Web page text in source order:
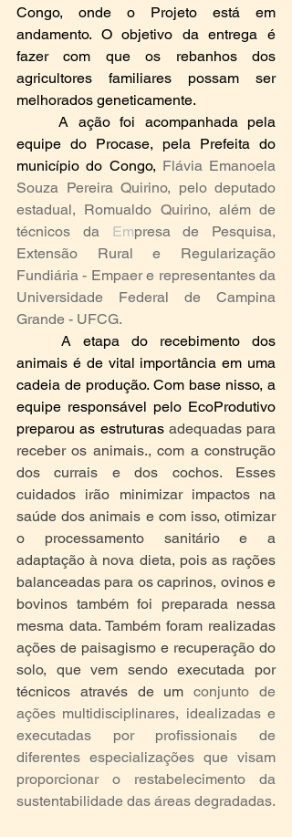
Congo, onde o Projeto está em
andamento. O objetivo da entrega é
fazer com que os rebanhos dos
agricultores familiares possam ser
melhorados geneticamente.
	A ação foi acompanhada pela
equipe do Procase, pela Prefeita do
município do Congo, Flávia Emanoela
Souza Pereira Quirino, pelo deputado
estadual, Romualdo Quirino, além de
técnicos da Empresa de Pesquisa,
Extensão Rural e Regularização
Fundiária - Empaer e representantes da
Universidade Federal de Campina
Grande - UFCG.
animais é de vital importância em uma
cadeia de produção. Com base nisso, a
equipe responsável pelo EcoProdutivo
preparou as estruturas adequadas para
receber os animais., com a construção
dos currais e dos cochos. Esses
cuidados irão minimizar impactos na
saúde dos animais e com isso, otimizar
o processamento sanitário e a
adaptação à nova dieta, pois as rações
balanceadas para os caprinos, ovinos e
bovinos também foi preparada nessa
mesma data. Também foram realizadas
ações de paisagismo e recuperação do
solo, que vem sendo executada por
técnicos através de um conjunto de
ações multidisciplinares, idealizadas e
executadas por profissionais de
diferentes especializações que visam
proporcionar o restabelecimento da